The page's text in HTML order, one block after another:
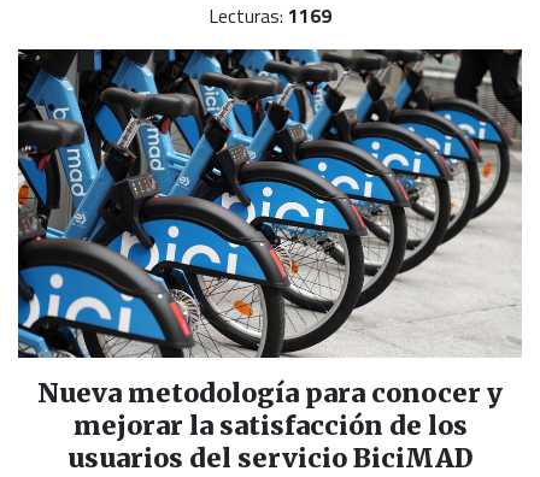
Lecturas: 1169
Nueva metodología para conocer y
mejorar la satisfacción de los
usuarios del servicio BiciMAD